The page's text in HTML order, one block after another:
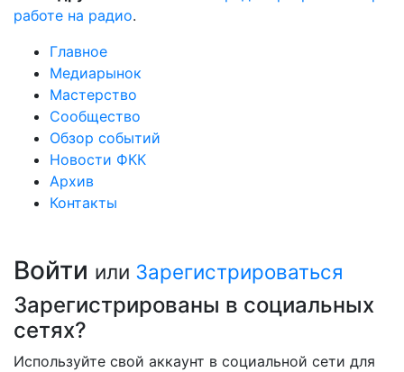
работе на радио.
Главное
Медиарынок
Мастерство
Сообщество
Обзор событий
Новости ФКК
Архив
Контакты
Войти или Зарегистрироваться
Зарегистрированы в социальных
сетях?
Используйте свой аккаунт в социальной сети для